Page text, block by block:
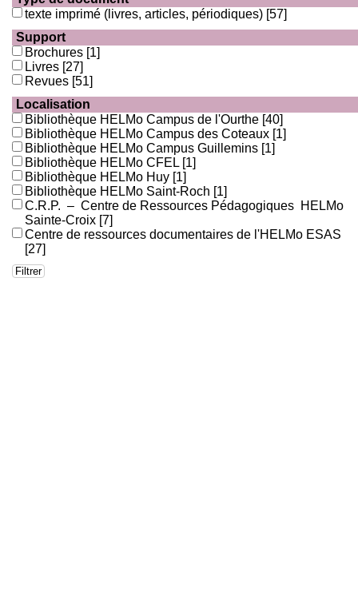
texte imprimé (livres, articles, périodiques) [57]
Support
Brochures [1]
Livres [27]
Revues [51]
Localisation
Bibliothèque HELMo Campus de l'Ourthe [40]
Bibliothèque HELMo Campus des Coteaux [1]
Bibliothèque HELMo Campus Guillemins [1]
Bibliothèque HELMo CFEL [1]
Bibliothèque HELMo Huy [1]
Bibliothèque HELMo Saint-Roch [1]
C.R.P. – Centre de Ressources Pédagogiques HELMo
Sainte-Croix [7]
Centre de ressources documentaires de l'HELMo ESAS
[27]